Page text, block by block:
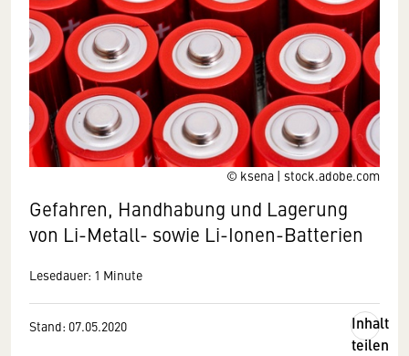
© ksena | stock.adobe.com
Gefahren, Handhabung und Lagerung
von Li-Metall- sowie Li-Ionen-Batterien
Lesedauer: 1 Minute
Stand: 07.05.2020
Inhalt
teilen